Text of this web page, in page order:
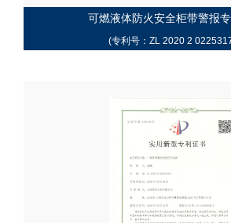
可燃液体防火安全柜带警报
(专利号：ZL 2020 2